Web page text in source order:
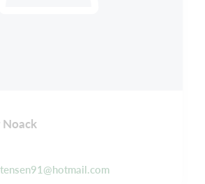
Noack